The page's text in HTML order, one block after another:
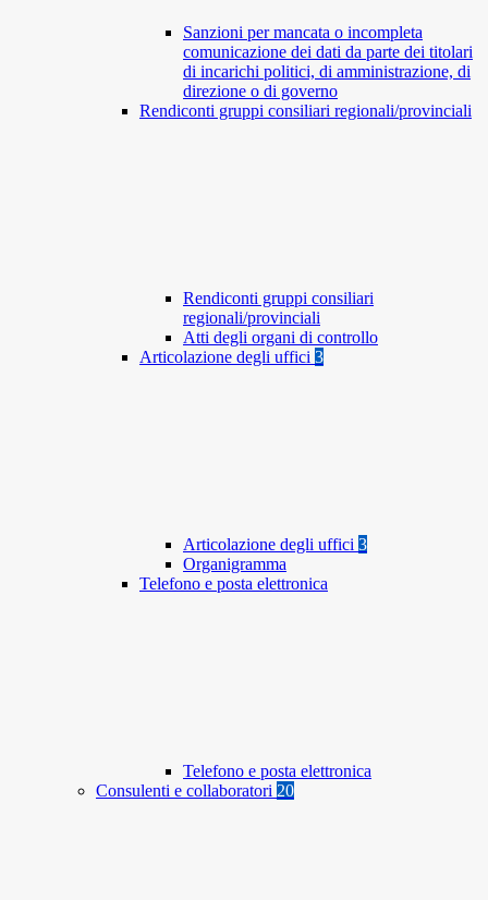
Sanzioni per mancata o incompleta
comunicazione dei dati da parte dei titolari
di incarichi politici, di amministrazione, di
direzione o di governo
Rendiconti gruppi consiliari regionali/provinciali
Rendiconti gruppi consiliari
regionali/provinciali
Atti degli organi di controllo
Articolazione degli uffici 3
Articolazione degli uffici 3
Organigramma
Telefono e posta elettronica
Telefono e posta elettronica
Consulenti e collaboratori 20